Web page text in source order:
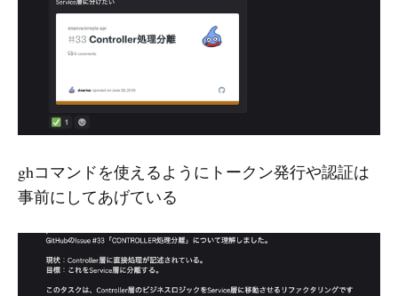
ghコマンドを使えるようにトークン発行や認証は
事前にしてあげている